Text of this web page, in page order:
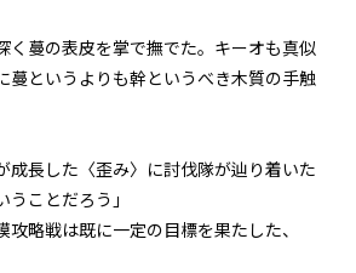
第二十話 働き者のオッティー
店！
二章 【マモのグルメ】と迷宮攻略
大作戦
く蔓の表皮を掌で撫でた。キーオも真似
蔓というよりも幹というべき木質の手触
成長した〈歪み〉に討伐隊が辿り着いた
ことだろう」
攻略戦は既に一定の目標を果たした、